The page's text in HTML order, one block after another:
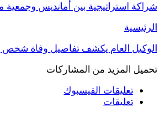
شراكة استراتيجية بين أمانديس وجمعية
الرئيسية
الوكيل العام يكشف تفاصيل وفاة شخص
تحميل المزيد من المشاركات
تعليقات الفيسبوك
تعليقات